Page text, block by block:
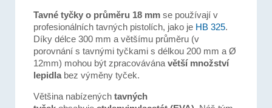
Tavné tyčky o průměru 18 mm se používají v
profesionálních tavných pistolích, jako je HB 325.
Díky délce 300 mm a většímu průměru (v
porovnání s tavnými tyčkami s délkou 200 mm a Ø
12mm) mohou být zpracovávána větší množství
lepidlabez výměny tyček.
Většina nabízených tavných